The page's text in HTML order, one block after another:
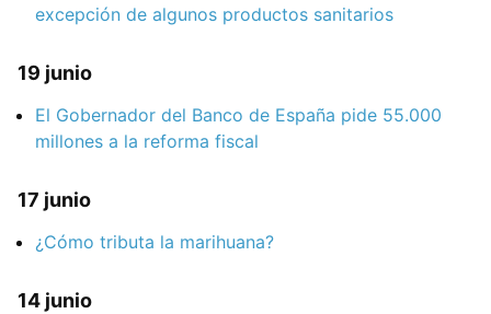
excepción de algunos productos sanitarios
19 junio
El Gobernador del Banco de España pide 55.000
millones a la reforma fiscal
17 junio
¿Cómo tributa la marihuana?
14 junio